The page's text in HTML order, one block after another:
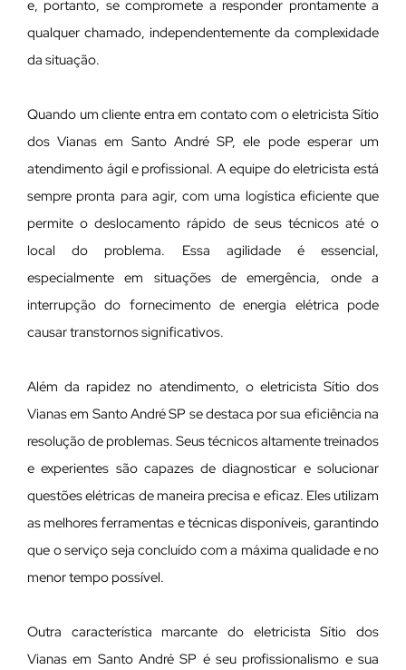
e, portanto, se compromete a responder prontamente a
qualquer chamado, independentemente da complexidade
da situação.
Quando um cliente entra em contato com o eletricista Sítio
dos Vianas em Santo André SP, ele pode esperar um
atendimento ágil e profissional. A equipe do eletricista está
sempre pronta para agir, com uma logística eficiente que
permite o deslocamento rápido de seus técnicos até o
local do problema. Essa agilidade é essencial,
especialmente em situações de emergência, onde a
interrupção do fornecimento de energia elétrica pode
causar transtornos significativos.
Além da rapidez no atendimento, o eletricista Sítio dos
Vianas em Santo André SP se destaca por sua eficiência na
resolução de problemas. Seus técnicos altamente treinados
e experientes são capazes de diagnosticar e solucionar
questões elétricas de maneira precisa e eficaz. Eles utilizam
as melhores ferramentas e técnicas disponíveis, garantindo
que o serviço seja concluído com a máxima qualidade e no
menor tempo possível.
Outra característica marcante do eletricista Sítio dos
Vianas em Santo André SP é seu profissionalismo e sua